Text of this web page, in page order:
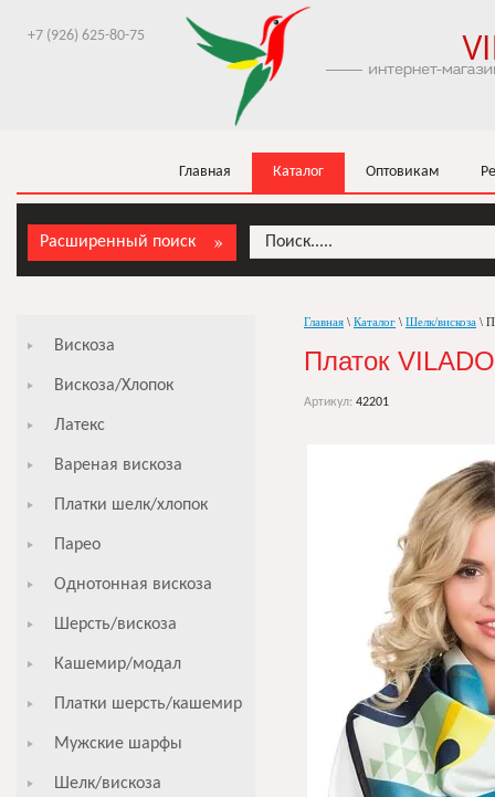
+7 (926) 625-80-75
Главная Каталог Оптовикам
Расширенный поиск
Вискоза
Вискоза/Хлопок
Латекс
Вареная вискоза
Платки шелк/хлопок
Парео
Однотонная вискоза
Шерсть/вискоза
Кашемир/модал
Платки шерсть/кашемир
Мужские шарфы
Шелк/вискоза
Главная \ Каталог \ Шелк/вискоза \
Платок VILADO
Артикул: 42201